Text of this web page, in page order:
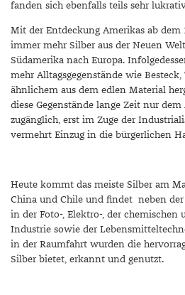
LAPISLAZULI
MARKASIT
MONDSTEIN
MORGANIT
OPAL
QUARZ
ROSENQUARZ
RUBIN
fanden sich ebenfalls teils sehr
Mit der Entdeckung Amerikas ab
immer mehr Silber aus der Neuen
Südamerika nach Europa.
mehr Alltagsgegenstände wie Besteck,
ähnlichem aus dem edlen Material
diese Gegenstände lange Zeit nur
zugänglich, erst im Zuge der
vermehrt Einzug in die bürgerlichen
Heute kommt das meiste Silber am
China und Chile und findet neben
in der Foto-, Elektro-, der chemischen
Industrie sowie der
in der Raumfahrt wurden die
Silber bietet, erkannt und genutzt.